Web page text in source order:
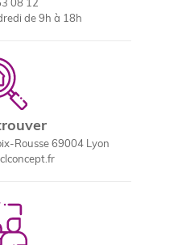
de 9h à 18h
Rousse 69004 Lyon